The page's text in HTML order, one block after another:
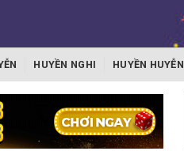
HUYỀN NGHI HUYỀN HUYỄN